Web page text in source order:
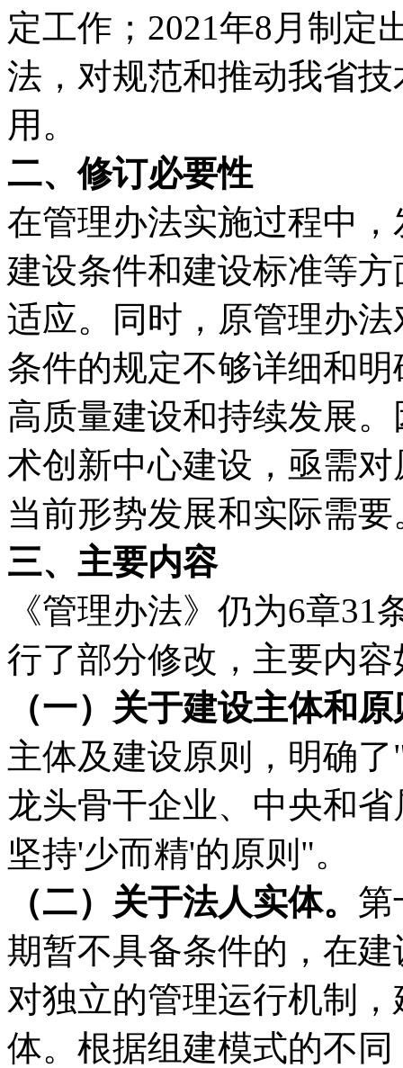
定工作；2021年8月制定
法，对规范和推动我省
用。
二、修订必要性
在管理办法实施过程中
建设条件和建设标准等
适应。同时，原管理办
条件的规定不够详细和
高质量建设和持续发展
术创新中心建设，亟需
当前形势发展和实际需要
三、主要内容
《管理办法》仍为6章
行了部分修改，主要内容
（一）关于建设主体和
主体及建设原则，明确
龙头骨干企业、中央和
坚持'少而精'的原则"。
（二）关于法人实体。 第
期暂不具备条件的，在
对独立的管理运行机制
体。根据组建模式的不